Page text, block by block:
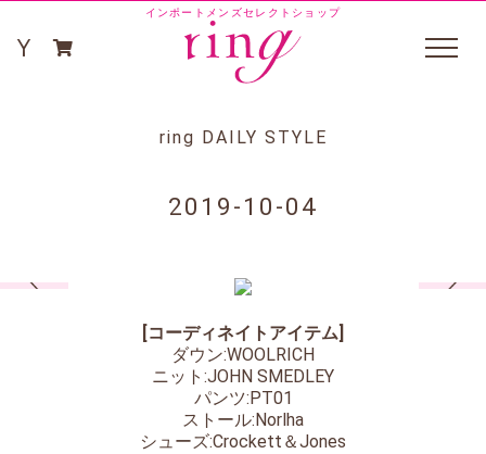
インポートメンズセレクトショップ
ring DAILY STYLE
2019-10-04
[コーディネイトアイテム]
ダウン:WOOLRICH
ニット:JOHN SMEDLEY
パンツ:PT01
ストール:Norlha
シューズ:Crockett＆Jones